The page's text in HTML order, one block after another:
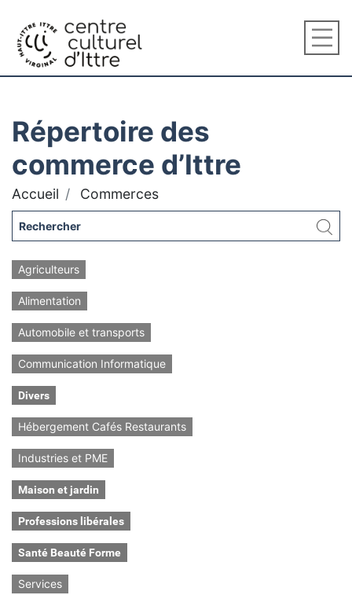
Répertoire des
commerce d’Ittre
Accueil Commerces
Agriculteurs
Alimentation
Automobile et transports
Communication Informatique
Divers
Hébergement Cafés Restaurants
Industries et PME
Maison et jardin
Professions libérales
Santé Beauté Forme
Services